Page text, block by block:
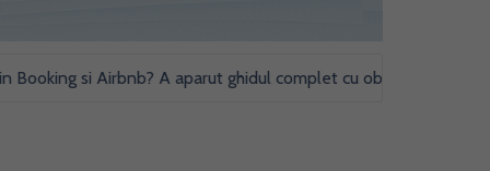
si Airbnb? A aparut ghidul complet cu obligatii fiscale si studii